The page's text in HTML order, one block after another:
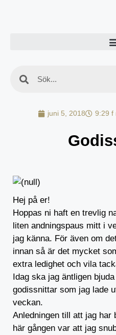
juni 5, 2018 9:29 f
Hej på er!
Hoppas ni haft en trevlig
liten andningspaus mitt i
jag känna. För även om
innan så är det mycket
extra ledighet och vila
Idag ska jag äntligen
godissnittar som jag lade
veckan.
Anledningen till att jag har
här gången var att jag